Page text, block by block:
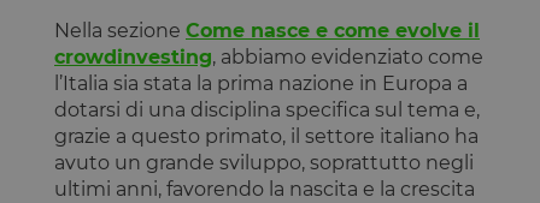
Nella sezione Come nasce e come evolve il
crowdinvesting, abbiamo evidenziato come
l’Italia sia stata la prima nazione in Europa a
dotarsi di una disciplina specifica sul tema e,
grazie a questo primato, il settore italiano ha
avuto un grande sviluppo, soprattutto negli
ultimi anni, favorendo la nascita e la crescita
locale
tTDe
Archiviazione
locale
tnsApp
Archiviazione
locale
tMQ
Archiviazione
locale